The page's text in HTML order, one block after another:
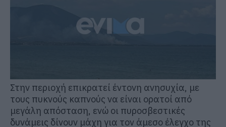
Στην περιοχή επικρατεί έντονη ανησυχία, με
τους πυκνούς καπνούς να είναι ορατοί από
μεγάλη απόσταση, ενώ οι πυροσβεστικές
δυνάμεις δίνουν μάχη για τον άμεσο έλεγχο της